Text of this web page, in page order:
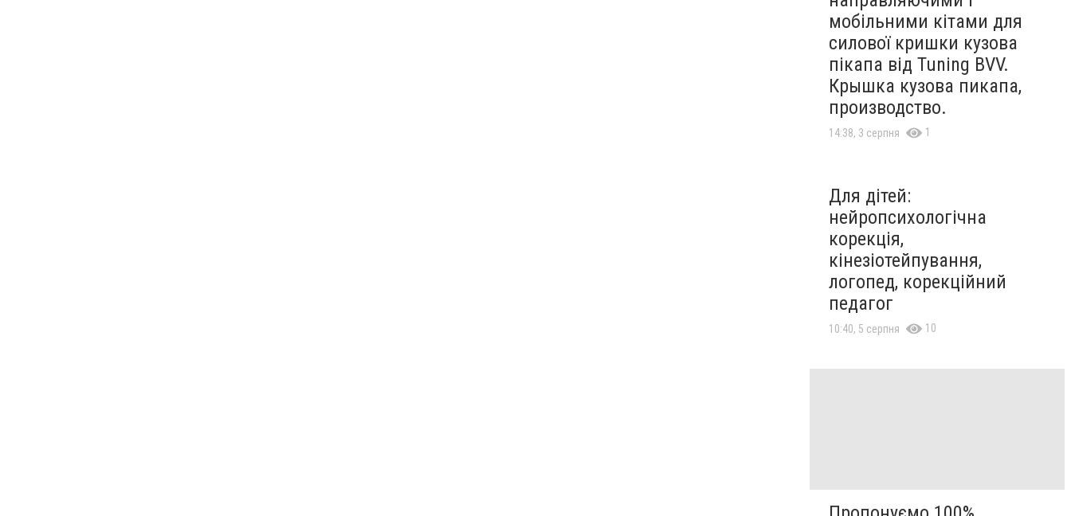
мобільними кітами для
силової кришки кузова
пікапа від Tuning BVV.
Крышка кузова пикапа,
производство.
14:38, 3 серпня 1
Для дітей:
нейропсихологічна
корекція,
кінезіотейпування,
логопед, корекційний
педагог
10:40, 5 серпня 10